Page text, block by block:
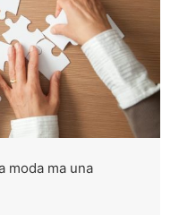
moda ma una